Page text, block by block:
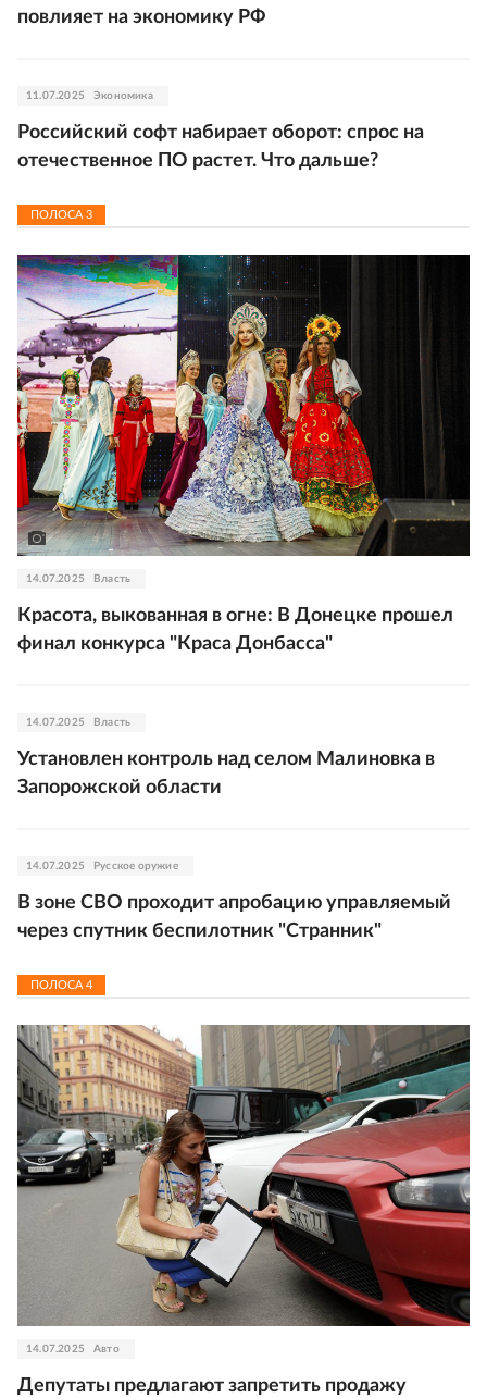
повлияет на экономику РФ
11.07.2025 Экономика
Российский софт набирает оборот: спрос на
отечественное ПО растет. Что дальше?
ПОЛОСА 3
14.07.2025 Власть
Красота, выкованная в огне: В Донецке прошел
финал конкурса "Краса Донбасса"
14.07.2025 Власть
Установлен контроль над селом Малиновка в
Запорожской области
14.07.2025 Русское оружие
В зоне СВО проходит апробацию управляемый
через спутник беспилотник "Странник"
ПОЛОСА 4
14.07.2025 Авто
Депутаты предлагают запретить продажу